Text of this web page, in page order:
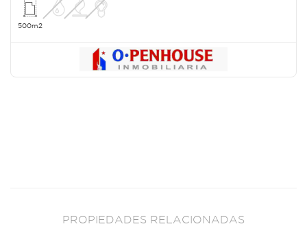
500m2
PROPIEDADES RELACIONADAS